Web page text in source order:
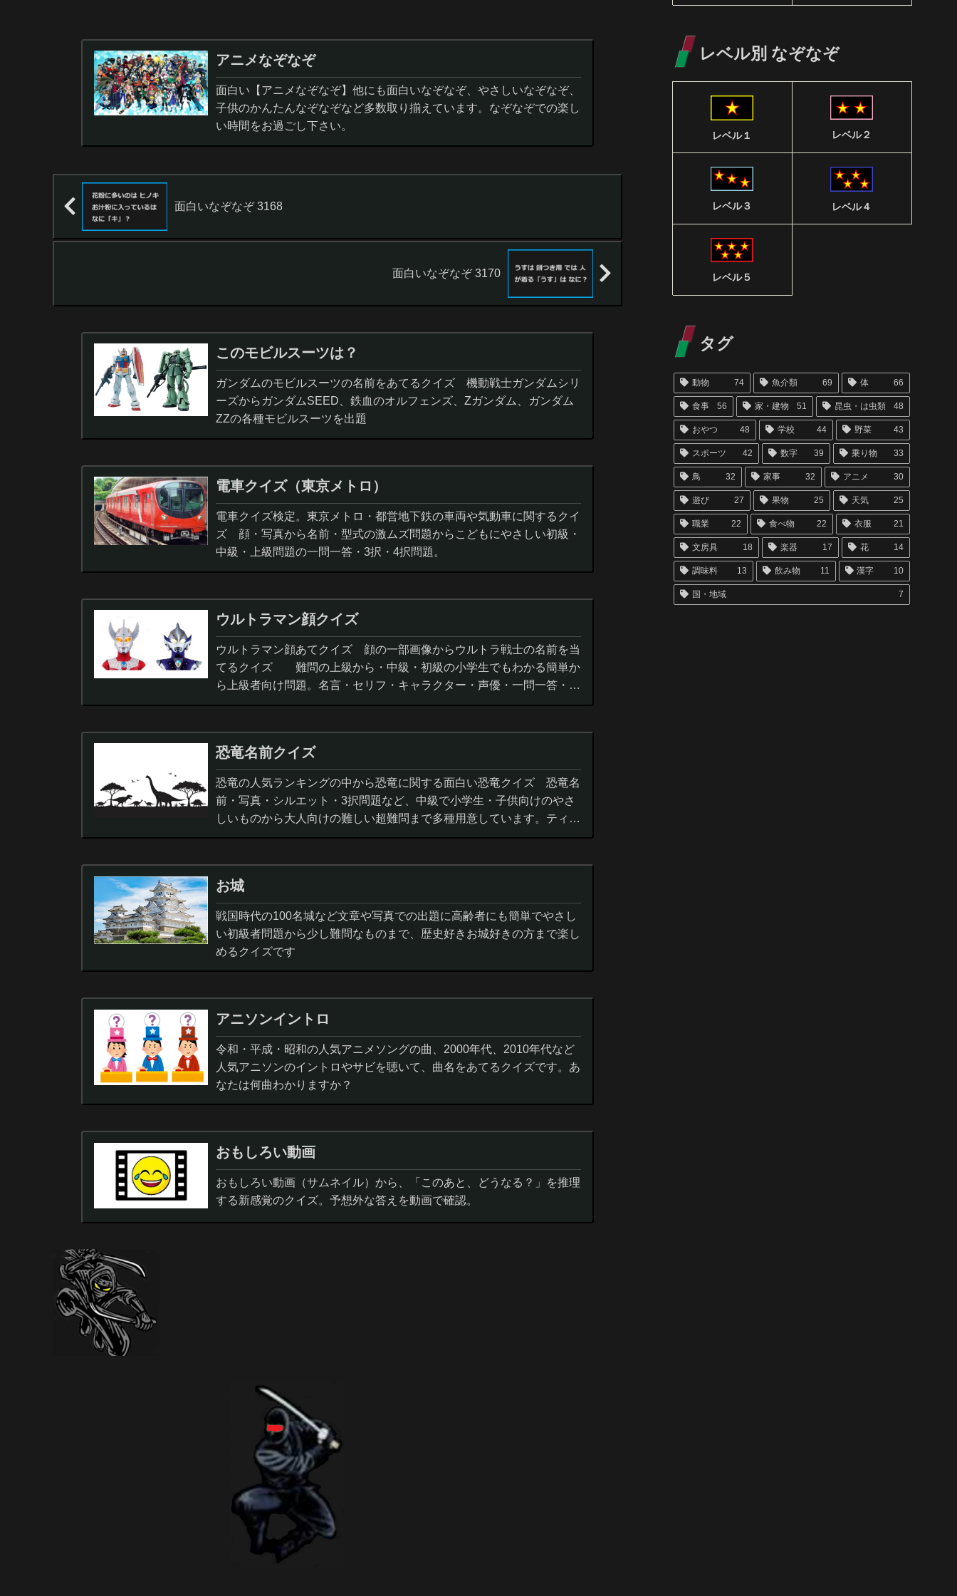
アニメなぞなぞ
面白い【アニメなぞなぞ】他にも面白いなぞなぞ、やさしいなぞなぞ、
子供のかんたんなぞなぞなど多数取り揃えています。なぞなぞでの楽し
い時間をお過ごし下さい。
面白いなぞなぞ 3168
面白いなぞなぞ 3170
このモビルスーツは？
ガンダムのモビルスーツの名前をあてるクイズ 機動戦士ガンダムシリ
ーズからガンダムSEED、鉄血のオルフェンズ、Zガンダム、ガンダム
ZZの各種モビルスーツを出題
電車クイズ（東京メトロ）
電車クイズ検定。東京メトロ・都営地下鉄の車両や気動車に関するクイ
ズ 顔・写真から名前・型式の激ムズ問題からこどもにやさしい初級・
中級・上級問題の一問一答・3択・4択問題。
ウルトラマン顔クイズ
ウルトラマン顔あてクイズ 顔の一部画像からウルトラ戦士の名前を当
てるクイズ 難問の上級から・中級・初級の小学生でもわかる簡単か
ら上級者向け問題。名言・セリフ・キャラクター・声優・一問一答・3
択問題まで。
恐竜名前クイズ
恐竜の人気ランキングの中から恐竜に関する面白い恐竜クイズ 恐竜名
前・写真・シルエット・3択問題など、中級で小学生・子供向けのやさ
しいものから大人向けの難しい超難問まで多種用意しています。ティラ
ノサウルス,スピノサウルス,アロサウルス,モササ...
お城
戦国時代の100名城など文章や写真での出題に高齢者にも簡単でやさし
い初級者問題から少し難問なものまで、歴史好きお城好きの方まで楽し
めるクイズです
アニソンイントロ
令和・平成・昭和の人気アニメソングの曲、2000年代、2010年代など
人気アニソンのイントロやサビを聴いて、曲名をあてるクイズです。あ
なたは何曲わかりますか？
おもしろい動画
おもしろい動画（サムネイル）から、「このあと、どうなる？」を推理
する新感覚のクイズ。予想外な答えを動画で確認。
レベル別 なぞなぞ
レベル１ レベル２
レベル３ レベル４
レベル５
タグ
動物 74 魚介類 69 体 66
食事 56 家・建物 51 昆虫・は虫類 48
おやつ 48 学校 44 野菜 43
スポーツ 42 数字 39 乗り物 33
鳥 32 家事 32 アニメ 30
遊び 27 果物 25 天気 25
職業 22 食べ物 22 衣服 21
文房具 18 楽器 17 花 14
調味料 13 飲み物 11 漢字 10
国・地域 7